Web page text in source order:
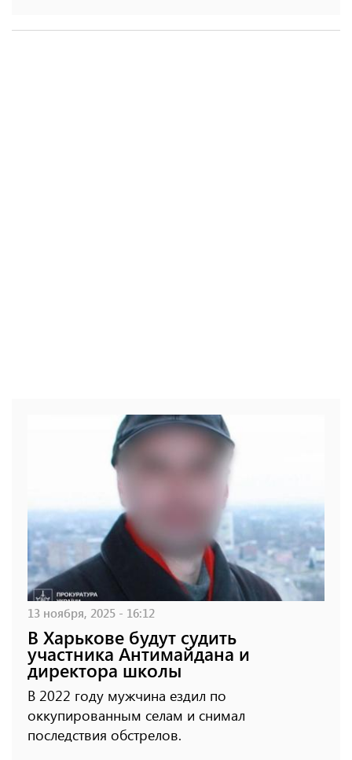
13 ноября, 2025 - 16:12
В Харькове будут судить
участника Антимайдана и
директора школы
В 2022 году мужчина ездил по
оккупированным селам и снимал
последствия обстрелов.